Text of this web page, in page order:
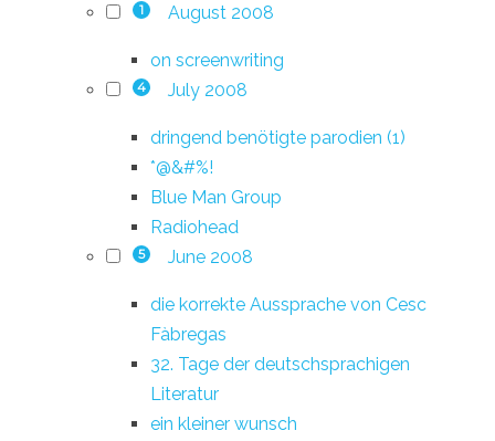
1 August 2008
on screenwriting
4 July 2008
dringend benötigte parodien (1)
*@&#%!
Blue Man Group
Radiohead
5 June 2008
die korrekte Aussprache von Cesc
Fàbregas
32. Tage der deutschsprachigen
Literatur
ein kleiner wunsch